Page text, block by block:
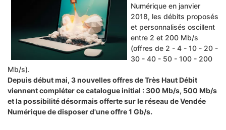
Numérique en janvier
2018, les débits proposés
et personnalisés oscillent
entre 2 et 200 Mb/s
(offres de 2 - 4 - 10 - 20 -
30 - 40 - 50 - 100 - 200
Mb/s).
Depuis début mai, 3 nouvelles offres de Très Haut Débit
viennent compléter ce catalogue initial : 300 Mb/s, 500 Mb/s
et la possibilité désormais offerte sur le réseau de Vendée
Numérique de disposer d'une offre 1 Gb/s.